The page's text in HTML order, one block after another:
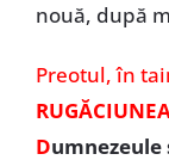
nouă, după
Preotul, în
D